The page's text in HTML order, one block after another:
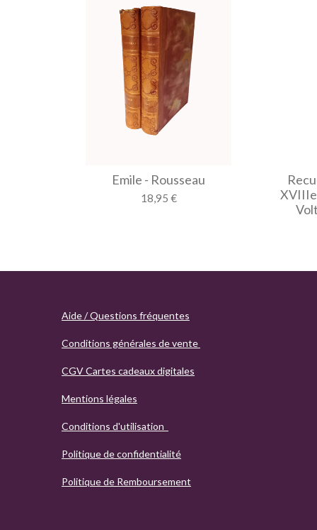
Emile - Rousseau
18,95 €
Aide / Questions fréquentes
Conditions générales de vente
CGV Cartes cadeaux digitales
Mentions légales
Conditions d'utilisation
Politique de confidentialité
Politique de Remboursement